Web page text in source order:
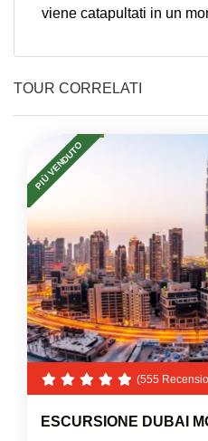
viene catapultati in un
TOUR CORRELATI
PIÙ VENDUTO
(555
ESCURSIONE DUBAI